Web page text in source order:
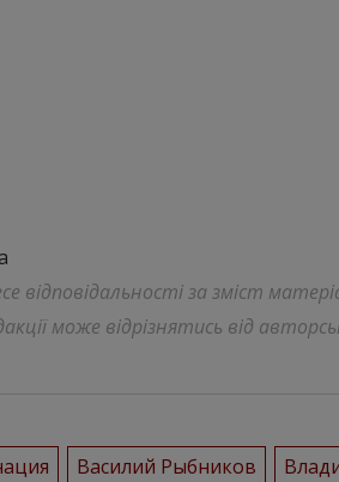
відповідальності за зміст
може відрізнятись від
Василий Рыбников